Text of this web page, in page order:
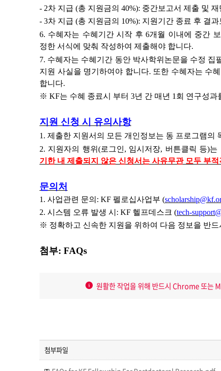
- 2차 지급 (총 지원금의 40%): 중간보고서 제출 및
- 3차 지급 (총 지원금의 10%): 지원기간 종료 후 결
6. 수혜자는 수혜기간 시작 후6개월 이내에 중간
정한 서식에 맞춰 작성하여 제출해야 합니다.
7. 수혜자는 수혜기간 동안 박사학위논문을 수정 집
지원 사실을 명기하여야 합니다. 또한 수혜자는 수
합니다.
※ KF는 수혜 종료시 부터 3년 간 매년 1 회 연구성과
지원 신청 시 유의사항
1. 제출한 지원서의 모든 개인정보는 동 프로그램의
2. 지원자의 행위(로그인, 임시저장, 버튼클릭 등)
기한 내 제출되지 않은 신청서는 사유무관 모두 부
문의처
1. 사업관련 문의 : KF 펠로십사업부 (
2. 시스템 오류 발생 시 : KF 헬프데스크 (tech-
※ 정확하고 신속한 지원을 위하여 다음 정보을 반
첨부: FAQs
원활한 작업을 위해 반드시 Chrome 또는
첨부파일